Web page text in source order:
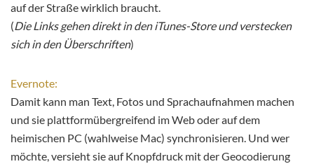
auf der Straße wirklich braucht.
(Die Links gehen direkt in den iTunes-Store und verstecken
sich in den Überschriften)
Evernote:
Damit kann man Text, Fotos und Sprachaufnahmen machen
und sie plattformübergreifend im Web oder auf dem
heimischen PC (wahlweise Mac) synchronisieren. Und wer
möchte, versieht sie auf Knopfdruck mit der Geocodierung